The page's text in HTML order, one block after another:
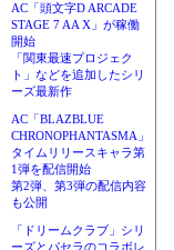
AC「頭文字D ARCADE
STAGE 7 AA X」が稼働
開始
「関東最速プロジェク
ト」などを追加したシリ
ーズ最新作
AC「BLAZBLUE
CHRONOPHANTASMA」
タイムリリースキャラ第
1弾を配信開始
第2弾、第3弾の配信内容
も公開
「ドリームクラブ」シリ
ーズとパセラのコラボレ